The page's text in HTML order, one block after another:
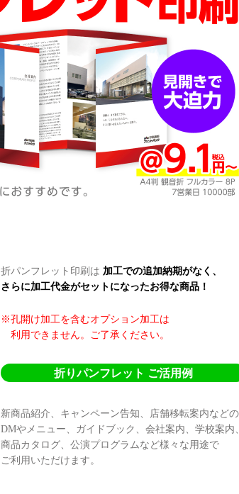
折パンフレット印刷は 加工での追加納期がなく、
さらに加工代金がセットになったお得な商品！
※孔開け加工を含むオプション加工は
利用できません。ご了承ください。
折りパンフレット ご活用例
新商品紹介、キャンペーン告知、店舗移転案内などの
DMやメニュー、ガイドブック、会社案内、学校案内
商品カタログ、公演プログラムなど様々な用途で
ご利用いただけます。